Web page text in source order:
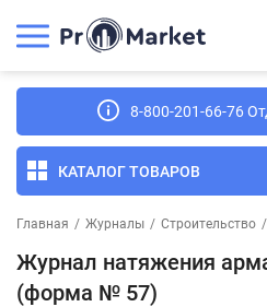
8-800-201-66-76
КАТАЛОГ ТОВАРОВ
Главная / Журналы / Строительство /
Журнал натяжения
(форма № 57)